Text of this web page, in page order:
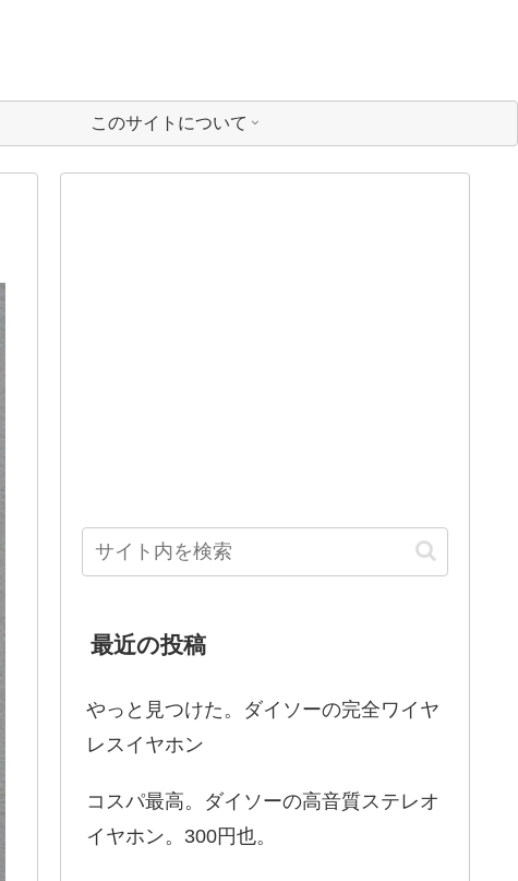
このサイトについて
最近の投稿
やっと見つけた。ダイソーの完全ワイヤ
レスイヤホン
コスパ最高。ダイソーの高音質ステレオ
イヤホン。300円也。